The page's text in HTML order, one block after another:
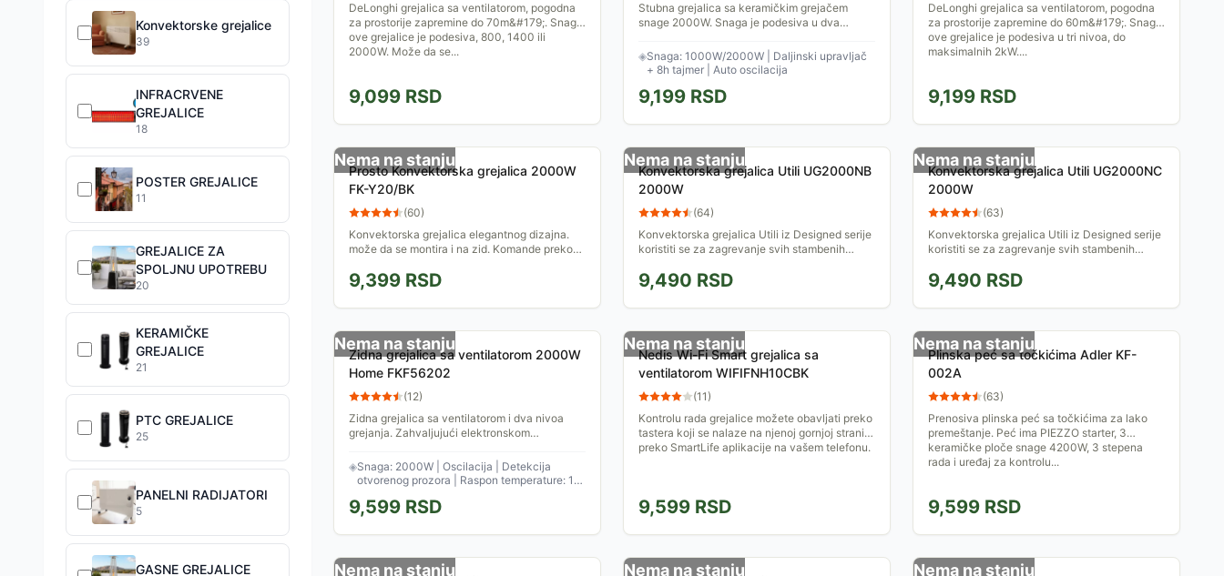
Konvektorske grejalice
39
INFRACRVENE
GREJALICE
18
POSTER GREJALICE
11
GREJALICE ZA
SPOLJNU UPOTREBU
20
KERAMIČKE
GREJALICE
21
PTC GREJALICE
25
PANELNI RADIJATORI
5
GASNE GREJALICE
DeLonghi grejalica sa ventilatorom, pogodna
za prostorije zapremine do 70m&#179;. Snaga
ove grejalice je podesiva, 800, 1400 ili
2000W. Može da se...
9,099 RSD
Stubna grejalica sa keramičkim grejačem
snage 2000W. Snaga je podesiva u dva
m2. Grejalica ima tajmer...
◈Snaga: 1000W/2000W | Daljinski upravljač
+ 8h tajmer | Auto oscilacija
9,199 RSD
DeLonghi grejalica sa ventilatorom, pogodna
za prostorije zapremine do 60m&#179;. Snaga
ove grejalice je podesiva u tri nivoa, do
maksimalnih 2kW....
9,199 RSD
Nema na stanju
Prosto Konvektorska grejalica 2000W
FK-Y20/BK
(60)
Konvektorska grejalica elegantnog dizajna.
može da se montira i na zid. Komande preko
Snaga: 1000 W /...
9,399 RSD
Nema na stanju
Konvektorska grejalica Utili UG2000NB
2000W
(64)
Konvektorska grejalica Utili iz Designed serije
koristiti se za zagrevanje svih stambenih
dva nivoa:...
9,490 RSD
Nema na stanju
Konvektorska grejalica Utili UG2000NC
2000W
(63)
Konvektorska grejalica Utili iz Designed serije
koristiti se za zagrevanje svih stambenih
dva nivoa:...
9,490 RSD
Nema na stanju
Zidna grejalica sa ventilatorom 2000W
Home FKF56202
(12)
Zidna grejalica sa ventilatorom i dva nivoa
grejanja. Zahvaljujući elektronskom
temperaturu između 18°C i 45°C.
◈Snaga: 2000W | Oscilacija | Detekcija
otvorenog prozora | Raspon temperature: 18-
9,599 RSD
Nema na stanju
Nedis Wi-Fi Smart grejalica sa
ventilatorom WIFIFNH10CBK
(11)
Kontrolu rada grejalice možete obavljati preko
tastera koji se nalaze na njenoj gornjoj strani ili
preko SmartLife aplikacije na vašem telefonu.
9,599 RSD
Nema na stanju
Plinska peć sa točkićima Adler KF-
002A
(63)
Prenosiva plinska peć sa točkićima za lako
premeštanje. Peć ima PIEZZO starter, 3
keramičke ploče snage 4200W, 3 stepena
rada i uređaj za kontrolu...
9,599 RSD
Nema na stanju Nema na stanju Nema na stanju